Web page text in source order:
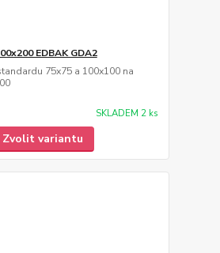
EDBAK GDA2
75x75 a 100x100 na
SKLADEM 2 ks
Zvolit variantu